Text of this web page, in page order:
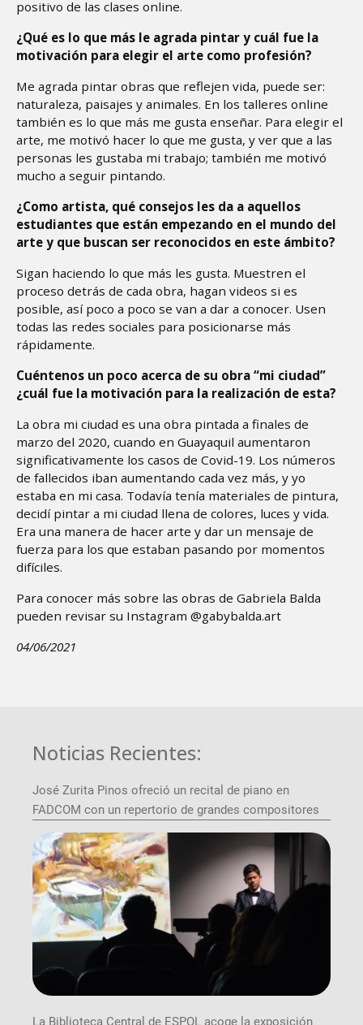
positivo de las clases online.
¿Qué es lo que más le agrada pintar y cuál fue la
motivación para elegir el arte como profesión?
Me agrada pintar obras que reflejen vida, puede ser:
naturaleza, paisajes y animales. En los talleres online
también es lo que más me gusta enseñar. Para elegir el
arte, me motivó hacer lo que me gusta, y ver que a las
personas les gustaba mi trabajo; también me motivó
mucho a seguir pintando.
¿Como artista, qué consejos les da a aquellos
estudiantes que están empezando en el mundo del
arte y que buscan ser reconocidos en este ámbito?
Sigan haciendo lo que más les gusta. Muestren el
proceso detrás de cada obra, hagan videos si es
posible, así poco a poco se van a dar a conocer. Usen
todas las redes sociales para posicionarse más
rápidamente.
Cuéntenos un poco acerca de su obra “mi ciudad”
¿cuál fue la motivación para la realización de esta?
La obra mi ciudad es una obra pintada a finales de
marzo del 2020, cuando en Guayaquil aumentaron
significativamente los casos de Covid-19. Los números
de fallecidos iban aumentando cada vez más, y yo
estaba en mi casa. Todavía tenía materiales de pintura,
decidí pintar a mi ciudad llena de colores, luces y vida.
Era una manera de hacer arte y dar un mensaje de
fuerza para los que estaban pasando por momentos
difíciles.
Para conocer más sobre las obras de Gabriela Balda
pueden revisar su Instagram @gabybalda.art
04/06/2021
Noticias Recientes:
José Zurita Pinos ofreció un recital de piano en
FADCOM con un repertorio de grandes compositores
La Biblioteca Central de ESPOL acoge la exposición